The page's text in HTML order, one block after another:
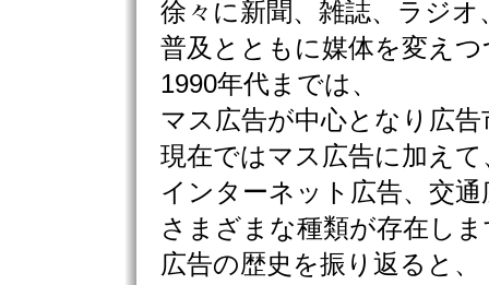
徐々に新聞、雑誌、ラジオ
普及とともに媒体を変え
1990年代までは、
マス広告が中心となり広
現在ではマス広告に加えて
インターネット広告、交
さまざまな種類が存在し
広告の歴史を振り返ると、